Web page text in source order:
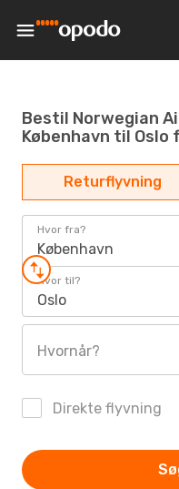
Bestil Norwegian
København til Oslo
Returflyvning
Hvor fra?
København
Hvor til?
Oslo
Hvornår?
Direkte flyvning